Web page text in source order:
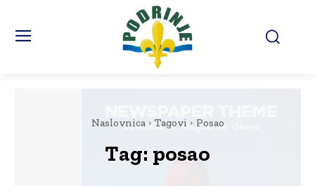
Naslovnica Tagovi Posao
Tag: posao